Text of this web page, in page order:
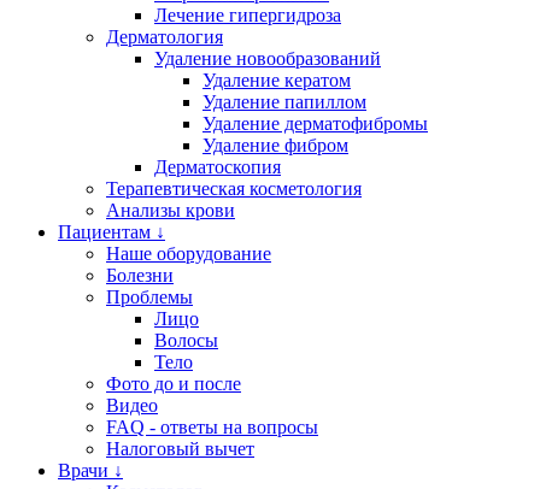
Лечение гипергидроза
Дерматология
Удаление новообразований
Удаление кератом
Удаление папиллом
Удаление дерматофибромы
Удаление фибром
Дерматоскопия
Терапевтическая косметология
Анализы крови
Пациентам ↓
Наше оборудование
Болезни
Проблемы
Лицо
Волосы
Тело
Фото до и после
Видео
FAQ - ответы на вопросы
Налоговый вычет
Врачи ↓